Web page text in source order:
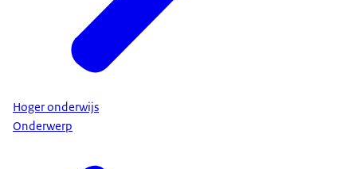
Hoger onderwijs
Onderwerp